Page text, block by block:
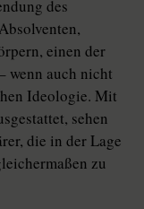
des
einen der
wenn auch nicht
Ideologie. Mit
sehen
die in der Lage
zu